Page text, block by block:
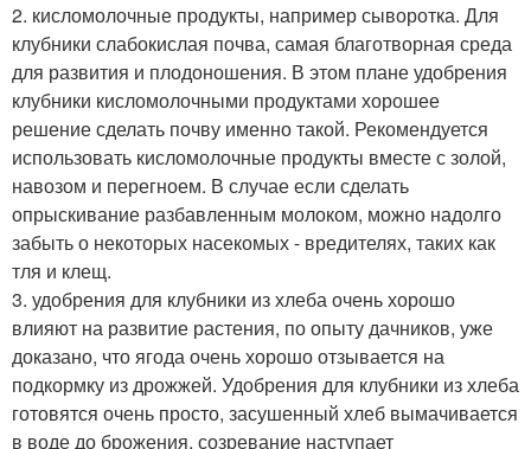
2. кисломолочные продукты, например сыворотка. Для
клубники слабокислая почва, самая благотворная среда
для развития и плодоношения. В этом плане удобрения
клубники кисломолочными продуктами хорошее
решение сделать почву именно такой. Рекомендуется
использовать кисломолочные продукты вместе с золой,
навозом и перегноем. В случае если сделать
опрыскивание разбавленным молоком, можно надолго
забыть о некоторых насекомых - вредителях, таких как
тля и клещ.
3. удобрения для клубники из хлеба очень хорошо
влияют на развитие растения, по опыту дачников, уже
доказано, что ягода очень хорошо отзывается на
подкормку из дрожжей. Удобрения для клубники из хлеба
готовятся очень просто, засушенный хлеб вымачивается
в воде до брожения, созревание наступает